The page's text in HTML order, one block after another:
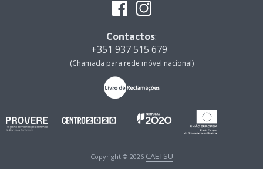
Contactos:
+351 937 515 679
(Chamada para rede móvel nacional)
Copyright © 2026 CAETSU